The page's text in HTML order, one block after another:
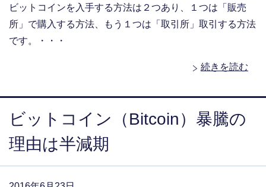
ビットコインを入手する方法は２つあり、１つは「販売
所」で購入する方法、もう１つは「取引所」取引する方法
です。・・・
続きを読む
ビットコイン（Bitcoin）暴騰の
理由は半減期